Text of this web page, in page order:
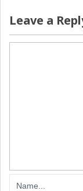
Leave a